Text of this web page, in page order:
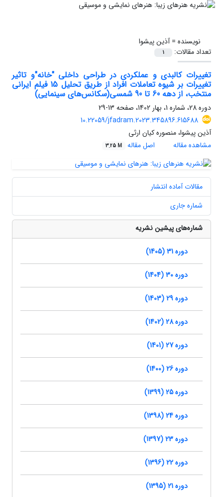
نویسنده =آذین پیشوا
تعداد مقالات:
1
تغییرات کالبدی و عملکردی در طراحی داخلی "خانه"و تاثیر
تغییرات بر شیوه تعاملات افراد ‌از طریق تحلیل 15 فیلم‌ ایرانی
منتخب، از دهه 60 تا 90 شمسی(سکانس‌های سینمایی)
دوره 28، شماره 1، بهار 1402، صفحه
13-29
10.22059/jfadram.2023.345896.615688
آذین پیشوا، منصوره کیان ارثی
مشاهده مقاله
اصل مقاله 3.25 M
مقالات آماده انتشار
شماره جاری
شماره‌های پیشین نشریه
دوره 31 (1405)
دوره 30 (1404)
دوره 29 (1403)
دوره 28 (1402)
دوره 27 (1401)
دوره 26 (1400)
دوره 25 (1399)
دوره 24 (1398)
دوره 23 (1397)
دوره 22 (1396)
دوره 21 (1395)